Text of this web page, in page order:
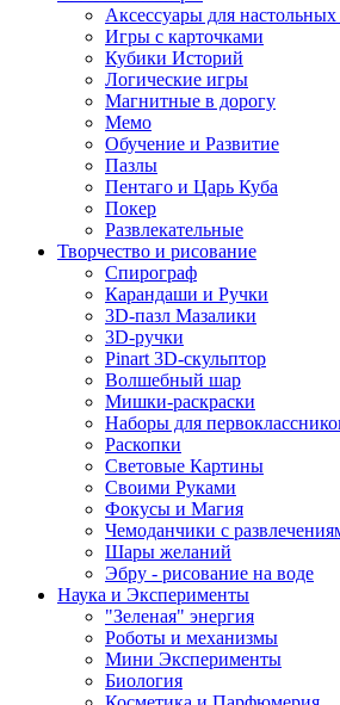
Аксессуары для настольных
Игры с карточками
Кубики Историй
Логические игры
Магнитные в дорогу
Мемо
Обучение и Развитие
Пазлы
Пентаго и Царь Куба
Покер
Развлекательные
Творчество и рисование
Спирограф
Карандаши и Ручки
3D-пазл Мазалики
3D-ручки
Pinart 3D-скульптор
Волшебный шар
Мишки-раскраски
Наборы для
Раскопки
Световые Картины
Своими Руками
Фокусы и Магия
Чемоданчики с
Шары желаний
Эбру - рисование на воде
Наука и Эксперименты
"Зеленая" энергия
Роботы и механизмы
Мини Эксперименты
Биология